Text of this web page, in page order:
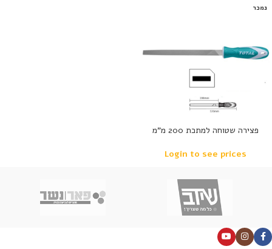
נמכר
פצירה שטוחה למתכת 200 מ”מ
Login to see prices